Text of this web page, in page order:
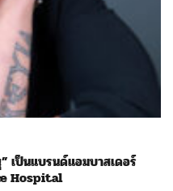
เป็นแบรนด์แอมบาสเดอร์
Hospital